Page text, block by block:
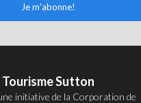
Je m'abonne!
Tourisme Sutton
initiative de la Corporation de